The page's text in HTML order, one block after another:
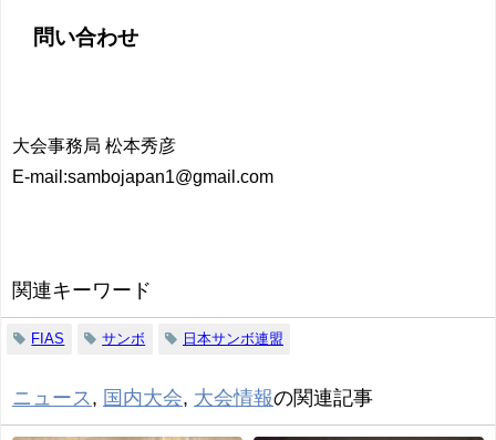
問い合わせ
大会事務局 松本秀彦
E-mail:sambojapan1@gmail.com
関連キーワード
FIAS サンボ 日本サンボ連盟
ニュース , 国内大会, 大会情報の関連記事